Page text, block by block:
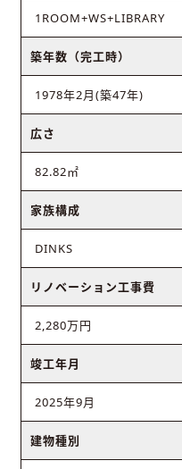
1ROOM+WS+LIBRARY
築年数（完工時）
1978年2月(築47年)
広さ
82.82㎡
家族構成
DINKS
リノベーション工事費
2,280万円
竣工年月
2025年9月
建物種別